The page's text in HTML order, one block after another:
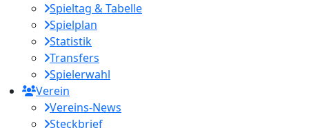
Spieltag & Tabelle
Spielplan
Statistik
Transfers
Spielerwahl
Verein
Vereins-News
Steckbrief